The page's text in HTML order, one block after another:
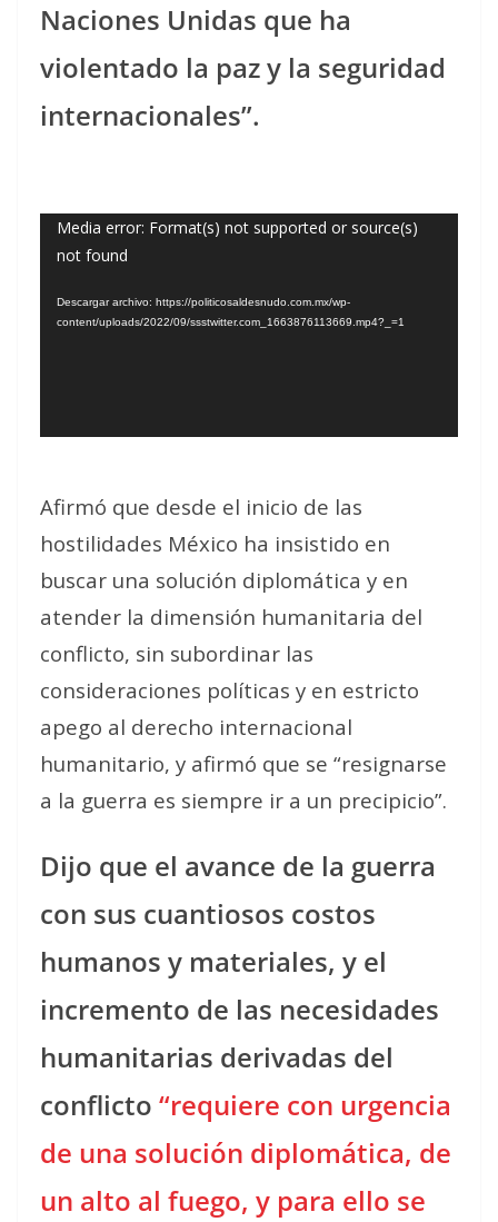
Naciones Unidas que ha
violentado la paz y la seguridad
internacionales”.
Reproductor
de
Media error: Format(s) not supported or source(s)
not found
Descargar archivo: https://politicosaldesnudo.com.mx/wp-
content/uploads/2022/09/ssstwitter.com_1663876113669.mp4?_=1
Afirmó que desde el inicio de las
hostilidades México ha insistido en
buscar una solución diplomática y en
atender la dimensión humanitaria del
conflicto, sin subordinar las
consideraciones políticas y en estricto
apego al derecho internacional
humanitario, y afirmó que se “resignarse
a la guerra es siempre ir a un precipicio”.
Dijo que el avance de la guerra
con sus cuantiosos costos
humanos y materiales, y el
incremento de las necesidades
humanitarias derivadas del
conflicto “requiere con urgencia
de una solución diplomática, de
un alto al fuego, y para ello se